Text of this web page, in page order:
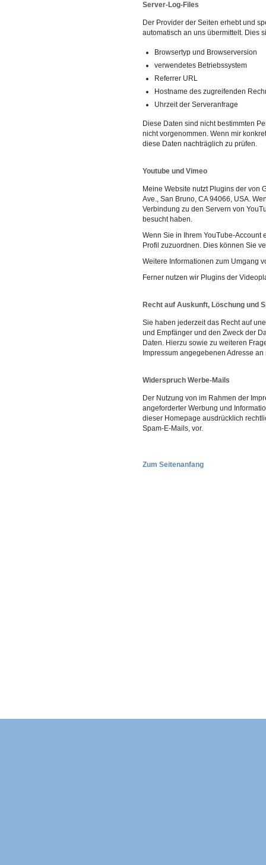
Server-Log-Files
Der Provider der Seiten erhebt und
automatisch an uns übermittelt. Dies
Browsertyp und Browserversion
verwendetes Betriebssystem
Referrer URL
Hostname des zugreifenden
Uhrzeit der Serveranfrage
Diese Daten sind nicht bestimmten
nicht vorgenommen. Wenn mir
diese Daten nachträglich zu prüfen.
Youtube und Vimeo
Meine Website nutzt Plugins der von
Ave., San Bruno, CA 94066, USA.
Verbindung zu den Servern von
besucht haben.
Wenn Sie in Ihrem YouTube-
Profil zuzuordnen. Dies können Sie
Weitere Informationen zum Umgang
Ferner nutzen wir Plugins der
Recht auf Auskunft, Löschung und
Sie haben jederzeit das Recht auf
und Empfänger und den Zweck der
Daten. Hierzu sowie zu weiteren
Impressum angegebenen Adresse
Widerspruch Werbe-Mails
Der Nutzung von im Rahmen der
angeforderter Werbung und
dieser Homepage ausdrücklich
Spam-E-Mails, vor.
Zum Seitenanfang